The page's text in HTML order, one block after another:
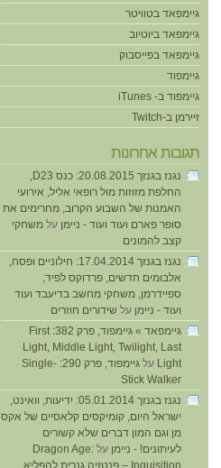
גיימפאד בטוויטר
גיימפאד ביוטיוב
גיימפאד בפייסבוק
גיימפוד
גיימפוד ב- iTunes
זיירמן ב-Twitch
תגובות אחרונות
נגנז בגנזך 20.08.2015: כנס D23,
החלפת מזוזות מול רופאי אליל, אירועי
האמנות של השבוע הקרוב, מחרימים את
סופר פארם ועוד ועוד - ניימן על משחקי
קצב להמונים
נגנז בגנזך 17.04.2014: חילוניים ופסח,
אלבומים חדשים, פרדוקס לפיד,
ספיידרמן, משחקי מחשב בדיעבד ועוד
ועוד - ניימן על שידורים חוזרים
גיימפאד » גיימפוד, פרק 382: First
Light, Middle Light, Twilight, Last
Light על
גיימפוד, פרק 290: Single-
Stick Walker
נגנז בגנזך 05.01.2014: ידיעות, וואינט,
ישראל היום, קומיקסים קלאסיים של אקס
מן וגם המון דברים שלא קשורים
לעיתונים! - ניימן על Dragon Age:
Inquisition – פנטזיה גנרית להפליא